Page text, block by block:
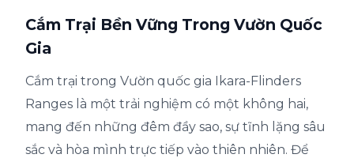
Cắm Trại Bền Vững Trong Vườn Quốc
Gia
Cắm trại trong Vườn quốc gia Ikara-Flinders
Ranges là một trải nghiệm có một không hai,
mang đến những đêm đầy sao, sự tĩnh lặng sâu
sắc và hòa mình trực tiếp vào thiên nhiên. Để